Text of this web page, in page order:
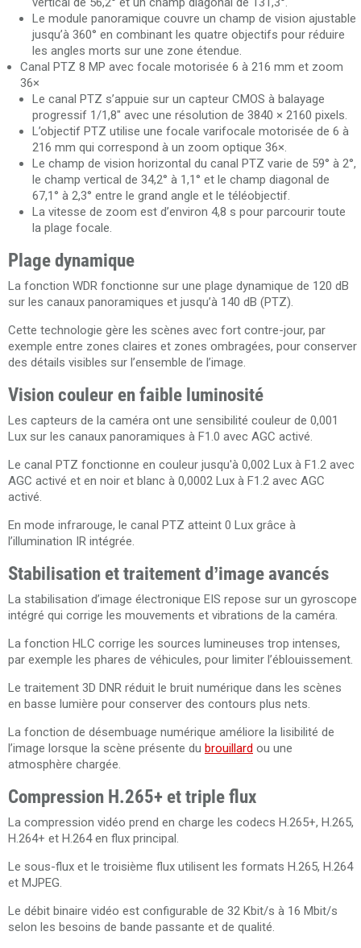
Le module panoramique couvre un champ de vision ajustable
jusqu’à 360° en combinant les quatre objectifs pour réduire
les angles morts sur une zone étendue.
Canal PTZ 8 MP avec focale motorisée 6 à 216 mm et zoom
36×
Le canal PTZ s’appuie sur un capteur CMOS à balayage
progressif 1/1,8" avec une résolution de 3840 × 2160 pixels.
L’objectif PTZ utilise une focale varifocale motorisée de 6 à
216 mm qui correspond à un zoom optique 36×.
Le champ de vision horizontal du canal PTZ varie de 59° à 2°,
le champ vertical de 34,2° à 1,1° et le champ diagonal de
67,1° à 2,3° entre le grand angle et le téléobjectif.
La vitesse de zoom est d’environ 4,8 s pour parcourir toute
la plage focale.
Plage dynamique
La fonction WDR fonctionne sur une plage dynamique de 120 dB
sur les canaux panoramiques et jusqu’à 140 dB (PTZ).
Cette technologie gère les scènes avec fort contre-jour, par
exemple entre zones claires et zones ombragées, pour conserver
des détails visibles sur l’ensemble de l’image.
Vision couleur en faible luminosité
Les capteurs de la caméra ont une sensibilité couleur de 0,001
Lux sur les canaux panoramiques à F1.0 avec AGC activé.
Le canal PTZ fonctionne en couleur jusqu'à 0,002 Lux à F1.2 avec
AGC activé et en noir et blanc à 0,0002 Lux à F1.2 avec AGC
activé.
En mode infrarouge, le canal PTZ atteint 0 Lux grâce à
l’illumination IR intégrée.
Stabilisation et traitement d’image avancés
La stabilisation d’image électronique EIS repose sur un gyroscope
intégré qui corrige les mouvements et vibrations de la caméra.
La fonction HLC corrige les sources lumineuses trop intenses,
par exemple les phares de véhicules, pour limiter l’éblouissement.
Le traitement 3D DNR réduit le bruit numérique dans les scènes
en basse lumière pour conserver des contours plus nets.
La fonction de désembuage numérique améliore la lisibilité de
l’image lorsque la scène présente du brouillard ou une
atmosphère chargée.
Compression H.265+ et triple flux
La compression vidéo prend en charge les codecs H.265+, H.265,
H.264+ et H.264 en flux principal.
Le sous-flux et le troisième flux utilisent les formats H.265, H.264
et MJPEG.
Le débit binaire vidéo est configurable de 32 Kbit/s à 16 Mbit/s
selon les besoins de bande passante et de qualité.